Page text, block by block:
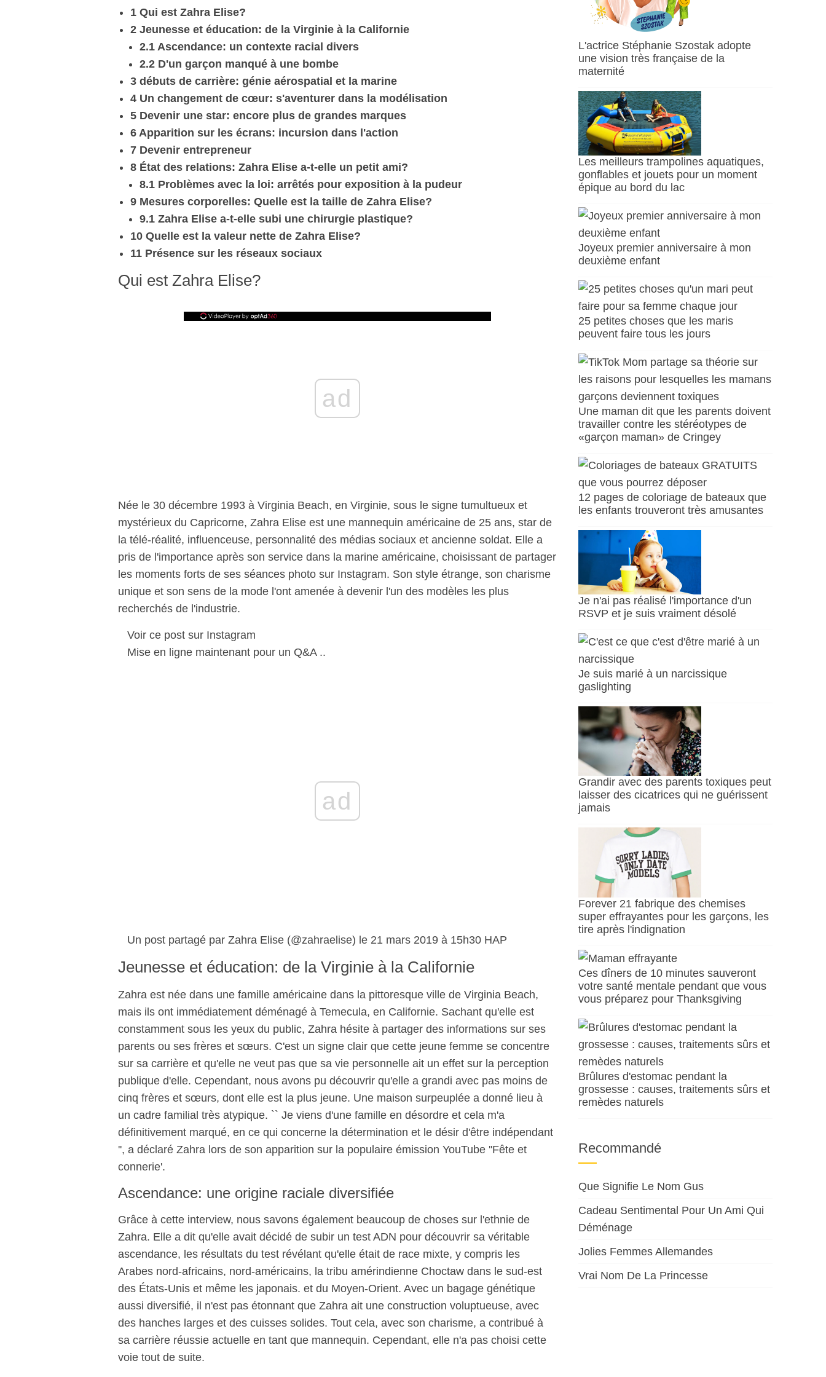
1 Qui est Zahra Elise?
2 Jeunesse et éducation: de la Virginie à la Californie
2.1 Ascendance: un contexte racial divers
2.2 D'un garçon manqué à une bombe
3 débuts de carrière: génie aérospatial et la marine
4 Un changement de cœur: s'aventurer dans la modélisation
5 Devenir une star: encore plus de grandes marques
6 Apparition sur les écrans: incursion dans l'action
7 Devenir entrepreneur
8 État des relations: Zahra Elise a-t-elle un petit ami?
8.1 Problèmes avec la loi: arrêtés pour exposition à la pudeur
9 Mesures corporelles: Quelle est la taille de Zahra Elise?
9.1 Zahra Elise a-t-elle subi une chirurgie plastique?
10 Quelle est la valeur nette de Zahra Elise?
11 Présence sur les réseaux sociaux
Qui est Zahra Elise?
ad
Née le 30 décembre 1993 à Virginia Beach, en Virginie, sous le signe tumultueux et
mystérieux du Capricorne, Zahra Elise est une mannequin américaine de 25 ans, star de
la télé-réalité, influenceuse, personnalité des médias sociaux et ancienne soldat. Elle a
pris de l'importance après son service dans la marine américaine, choisissant de partager
les moments forts de ses séances photo sur Instagram. Son style étrange, son charisme
unique et son sens de la mode l'ont amenée à devenir l'un des modèles les plus
recherchés de l'industrie.
Voir ce post sur Instagram
Mise en ligne maintenant pour un Q&A ..
ad
Un post partagé par Zahra Elise (@zahraelise) le 21 mars 2019 à 15h30 HAP
Jeunesse et éducation: de la Virginie à la Californie
Zahra est née dans une famille américaine dans la pittoresque ville de Virginia Beach,
mais ils ont immédiatement déménagé à Temecula, en Californie. Sachant qu'elle est
constamment sous les yeux du public, Zahra hésite à partager des informations sur ses
parents ou ses frères et sœurs. C'est un signe clair que cette jeune femme se concentre
sur sa carrière et qu'elle ne veut pas que sa vie personnelle ait un effet sur la perception
publique d'elle. Cependant, nous avons pu découvrir qu'elle a grandi avec pas moins de
cinq frères et sœurs, dont elle est la plus jeune. Une maison surpeuplée a donné lieu à
un cadre familial très atypique. `` Je viens d'une famille en désordre et cela m'a
définitivement marqué, en ce qui concerne la détermination et le désir d'être indépendant
'', a déclaré Zahra lors de son apparition sur la populaire émission YouTube ''Fête et
connerie'.
Ascendance: une origine raciale diversifiée
Grâce à cette interview, nous savons également beaucoup de choses sur l'ethnie de
Zahra. Elle a dit qu'elle avait décidé de subir un test ADN pour découvrir sa véritable
ascendance, les résultats du test révélant qu'elle était de race mixte, y compris les
Arabes nord-africains, nord-américains, la tribu amérindienne Choctaw dans le sud-est
des États-Unis et même les japonais. et du Moyen-Orient. Avec un bagage génétique
aussi diversifié, il n'est pas étonnant que Zahra ait une construction voluptueuse, avec
des hanches larges et des cuisses solides. Tout cela, avec son charisme, a contribué à
sa carrière réussie actuelle en tant que mannequin. Cependant, elle n'a pas choisi cette
voie tout de suite.
L'actrice Stéphanie Szostak adopte
une vision très française de la
maternité
Les meilleurs trampolines aquatiques,
gonflables et jouets pour un moment
épique au bord du lac
Joyeux premier anniversaire à mon
deuxième enfant
25 petites choses que les maris
peuvent faire tous les jours
Une maman dit que les parents doivent
travailler contre les stéréotypes de
«garçon maman» de Cringey
12 pages de coloriage de bateaux que
les enfants trouveront très amusantes
Je n'ai pas réalisé l'importance d'un
RSVP et je suis vraiment désolé
Je suis marié à un narcissique
gaslighting
Grandir avec des parents toxiques peut
laisser des cicatrices qui ne guérissent
jamais
Forever 21 fabrique des chemises
super effrayantes pour les garçons, les
tire après l'indignation
Ces dîners de 10 minutes sauveront
votre santé mentale pendant que vous
vous préparez pour Thanksgiving
Brûlures d'estomac pendant la
grossesse : causes, traitements sûrs et
remèdes naturels
Recommandé
Que Signifie Le Nom Gus
Cadeau Sentimental Pour Un Ami Qui
Déménage
Jolies Femmes Allemandes
Vrai Nom De La Princesse